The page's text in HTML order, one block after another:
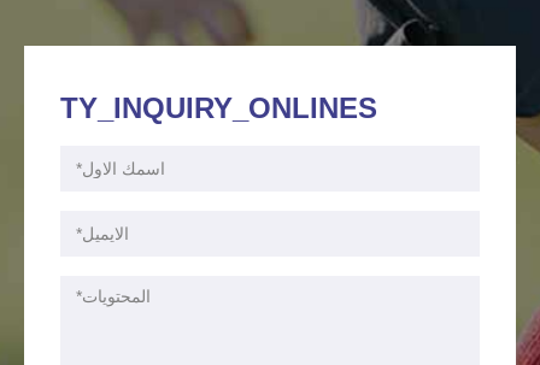
TY_INQUIRY_ONLINES